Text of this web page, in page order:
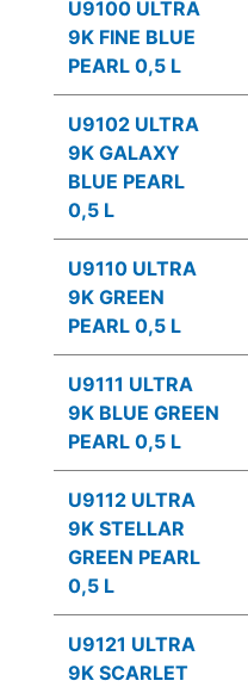
U9100 ULTRA
9K FINE BLUE
PEARL 0,5 L
U9102 ULTRA
9K GALAXY
BLUE PEARL
0,5 L
U9110 ULTRA
9K GREEN
PEARL 0,5 L
U9111 ULTRA
9K BLUE GREEN
PEARL 0,5 L
U9112 ULTRA
9K STELLAR
GREEN PEARL
0,5 L
U9121 ULTRA
9K SCARLET